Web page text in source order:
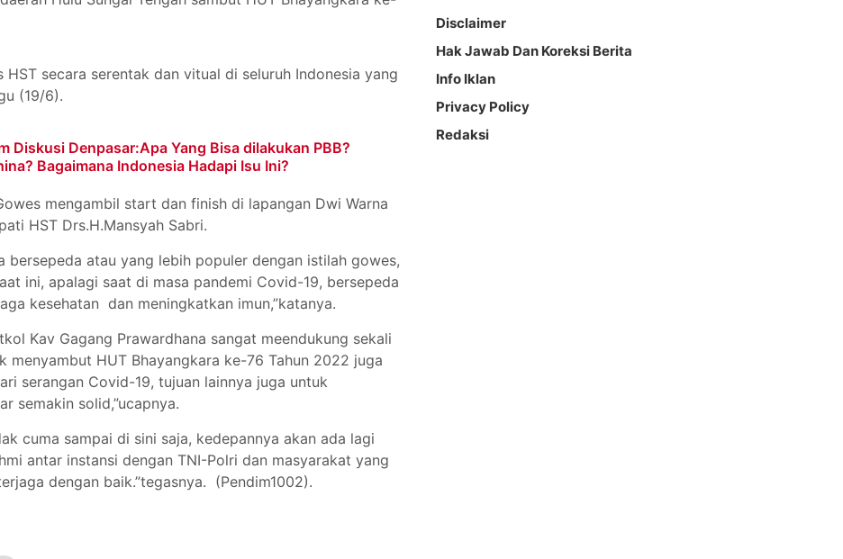
secara serentak dan vitual di seluruh Indonesia yang
(19/6).
Diskusi Denpasar:Apa Yang Bisa dilakukan PBB?
Bagaimana Indonesia Hadapi Isu Ini?
mengambil start dan finish di lapangan Dwi Warna
HST Drs.H.Mansyah Sabri.
bersepeda atau yang lebih populer dengan istilah gowes,
ini, apalagi saat di masa pandemi Covid-19, bersepeda
kesehatan dan meningkatkan imun,”katanya.
Kav Gagang Prawardhana sangat meendukung sekali
menyambut HUT Bhayangkara ke-76 Tahun 2022 juga
serangan Covid-19, tujuan lainnya juga untuk
semakin solid,”ucapnya.
cuma sampai di sini saja, kedepannya akan ada lagi
antar instansi dengan TNI-Polri dan masyarakat yang
dengan baik.”tegasnya. (Pendim1002).
Disclaimer
Hak Jawab Dan Koreksi Berita
Info Iklan
Privacy Policy
Redaksi